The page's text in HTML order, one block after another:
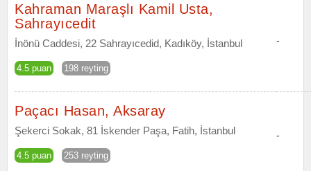
Kahraman Maraşlı Kamil Usta,
Sahrayıcedit
İnönü Caddesi, 22 Sahrayıcedid, Kadıköy, İstanbul
4.5 puan 198 reyting
-
Paçacı Hasan, Aksaray
Şekerci Sokak, 81 İskender Paşa, Fatih, İstanbul
4.5 puan 253 reyting
-